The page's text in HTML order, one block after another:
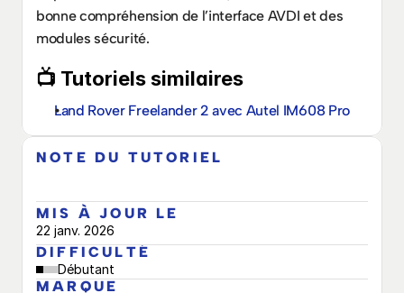
bonne compréhension de l’interface AVDI et des
modules sécurité.
📺 Tutoriels similaires
Land Rover Freelander 2 avec Autel IM608 Pro
NOTE DU TUTORIEL
MIS À JOUR LE
22 janv. 2026
DIFFICULTÉ
Débutant
MARQUE